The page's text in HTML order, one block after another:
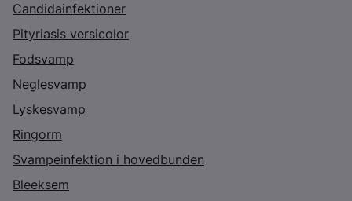
Candidainfektioner
Pityriasis versicolor
Fodsvamp
Neglesvamp
Lyskesvamp
Ringorm
Svampeinfektion i hovedbunden
Bleeksem